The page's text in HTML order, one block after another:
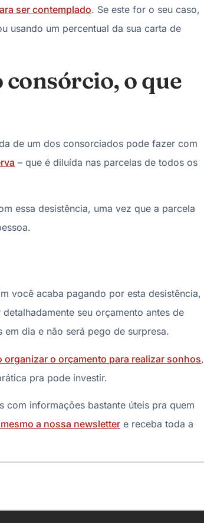
ser contemplado. Se este for o seu caso,
usando um percentual da sua carta de
consórcio, o que
de um dos consorciados pode fazer com
– que é diluída nas parcelas de todos os
essa desistência, uma vez que a parcela
você acaba pagando por esta desistência,
seu orçamento antes de
dia e não será pego de surpresa.
organizar o orçamento para realizar sonhos,
pra pode investir.
com informações bastante úteis pra quem
a nossa newsletter e receba toda a